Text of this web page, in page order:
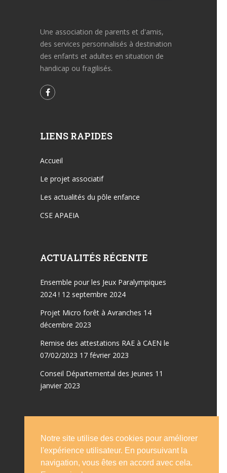
Une association de parents et d'amis,
des services personnalisés à destination
des enfants et adultes en situation de
handicap ou fragilisés.
LIENS RAPIDES
Accueil
Le projet associatif
Les actualités du pôle enfance
CSE APAEIA
ACTUALITÉS RÉCENTE
Ensemble pour les Jeux Paralympiques
2024 ! 12 septembre 2024
Projet Micro forêt à Avranches 14
décembre 2023
Remise des attestations RAE à CAEN le
07/02/2023 17 février 2023
Conseil Départemental des Jeunes 11
janvier 2023
Accueil
Emplois
Le conseil d’administration
Statut
Notre site utilise des cookies pour améliorer
l'expérience utilisateur. En poursuivant la
navigation, vous êtes en accord avec cela.